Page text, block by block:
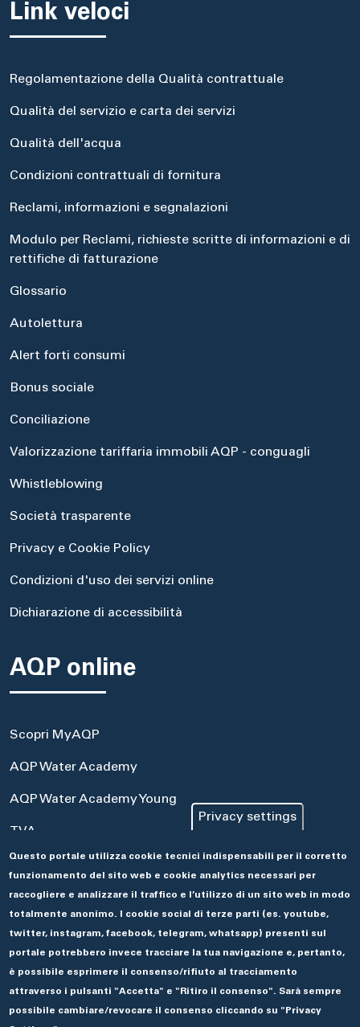
Link veloci
Regolamentazione della Qualità contrattuale
Qualità del servizio e carta dei servizi
Qualità dell'acqua
Condizioni contrattuali di fornitura
Reclami, informazioni e segnalazioni
Modulo per Reclami, richieste scritte di informazioni e di
rettifiche di fatturazione
Glossario
Autolettura
Alert forti consumi
Bonus sociale
Conciliazione
Valorizzazione tariffaria immobili AQP - conguagli
Whistleblowing
Società trasparente
Privacy e Cookie Policy
Condizioni d'uso dei servizi online
Dichiarazione di accessibilità
AQP online
Scopri MyAQP
AQP Water Academy
AQP Water Academy Young
TVA
Portale Acquisti
Aseco
Privacy settings
Questo portale utilizza cookie tecnici indispensabili per il corretto
funzionamento del sito web e cookie analytics necessari per
raccogliere e analizzare il traffico e l’utilizzo di un sito web in modo
totalmente anonimo. I cookie social di terze parti (es. youtube,
twitter, instagram, facebook, telegram, whatsapp) presenti sul
portale potrebbero invece tracciare la tua navigazione e, pertanto,
è possibile esprimere il consenso/rifiuto al tracciamento
attraverso i pulsanti "Accetta" e "Ritiro il consenso". Sarà sempre
possibile cambiare/revocare il consenso cliccando su "Privacy